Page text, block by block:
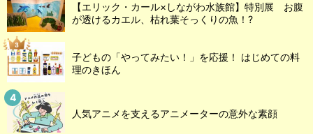
【エリック・カール×しながわ水族館】特別展 お腹
が透けるカエル、枯れ葉そっくりの魚！?
子どもの「やってみたい！」を応援！ はじめての料
理のきほん
人気アニメを支えるアニメーターの意外な素顔